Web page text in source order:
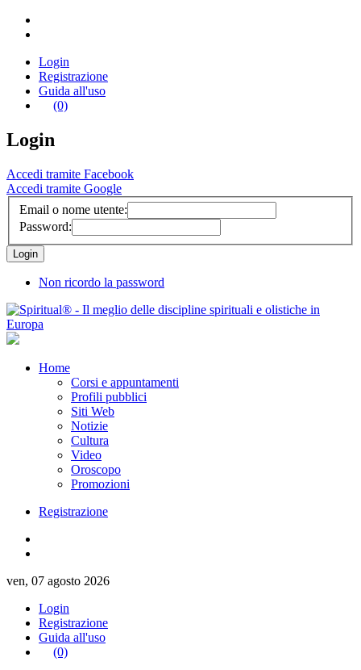
Login
Registrazione
Guida all'uso
(0)
Login
Accedi tramite Facebook
Accedi tramite Google
Email o nome utente:
Password:
Non ricordo la password
Home
Corsi e appuntamenti
Profili pubblici
Siti Web
Notizie
Cultura
Video
Oroscopo
Promozioni
Registrazione
ven, 07 agosto 2026
Login
Registrazione
Guida all'uso
(0)